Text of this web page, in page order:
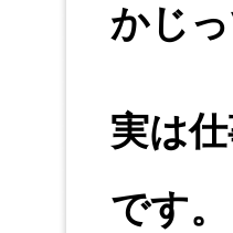
かじ
実は
です。